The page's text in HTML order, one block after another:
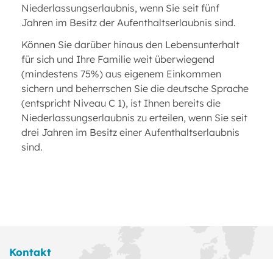
Niederlassungserlaubnis, wenn Sie seit fünf
Jahren im Besitz der Aufenthaltserlaubnis sind.
Können Sie darüber hinaus den Lebensunterhalt
für sich und Ihre Familie weit überwiegend
(mindestens 75%) aus eigenem Einkommen
sichern und beherrschen Sie die deutsche Sprache
(entspricht Niveau C 1), ist Ihnen bereits die
Niederlassungserlaubnis zu erteilen, wenn Sie seit
drei Jahren im Besitz einer Aufenthaltserlaubnis
sind.
Kontakt